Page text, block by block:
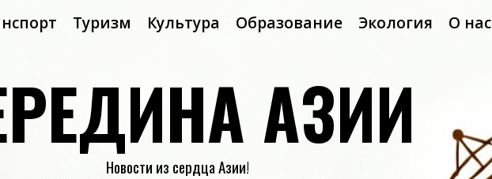
Туризм Культура Образование Экология О нас
АЗИИ
Новости из сердца Азии!